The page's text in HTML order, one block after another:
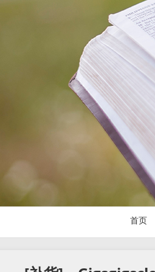
首页